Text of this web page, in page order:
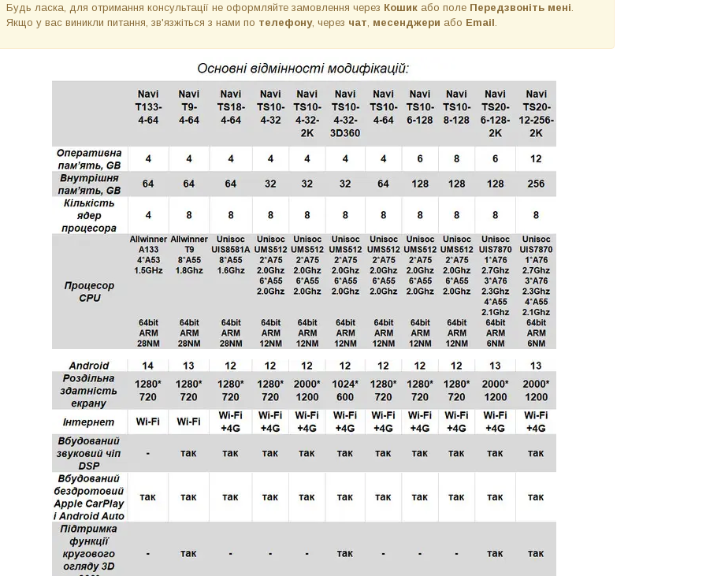
Будь ласка, для отримання консультації не оформляйте замовлення через Кошик або поле Передзвоніть мені
Якщо у вас виникли питання, зв'язжіться з нами по телефону, через чат месенджери або Email